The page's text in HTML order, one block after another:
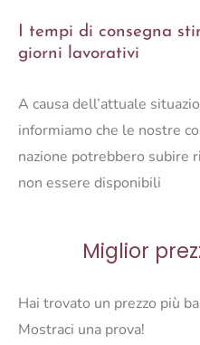
GRIGIO
quantità
I tempi di consegna
giorni lavorativi
A causa dell’attuale
informiamo che le nostre
nazione potrebbero subire
non essere disponibili
Miglior
Hai trovato un prezzo più
Mostraci una prova!